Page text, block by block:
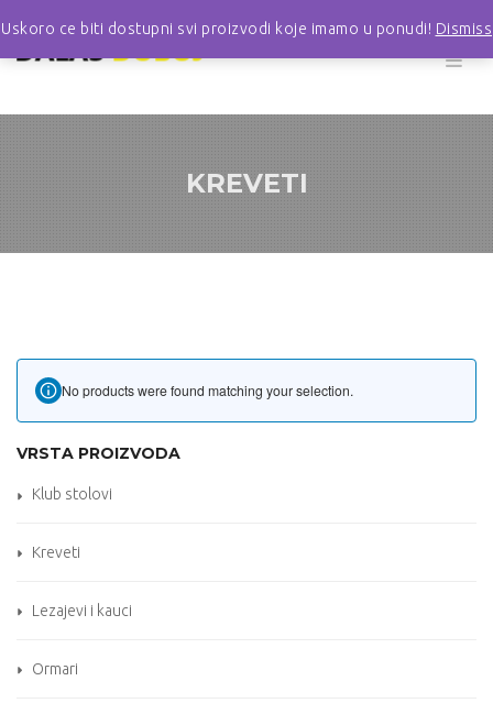
KREVETI
No products were found matching your selection.
VRSTA PROIZVODA
Klub stolovi
Kreveti
Lezajevi i kauci
Ormari
Uskoro ce biti dostupni svi proizvodi koje imamo u ponudi! Dismiss